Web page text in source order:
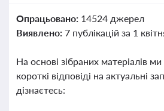
Опрацьовано: 14524 джерел
Виявлено: 7 публікацій за 1
На основі зібраних матеріалів
короткі відповіді на актуальні
дізнаєтесь: